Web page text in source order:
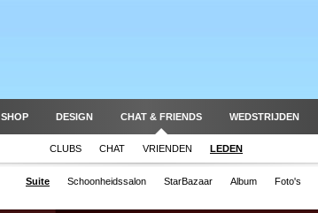
SHOP DESIGN CHAT & FRIENDS WEDSTRIJDEN
CLUBS CHAT VRIENDEN LEDEN
Suite Schoonheidssalon StarBazaar Album Foto's